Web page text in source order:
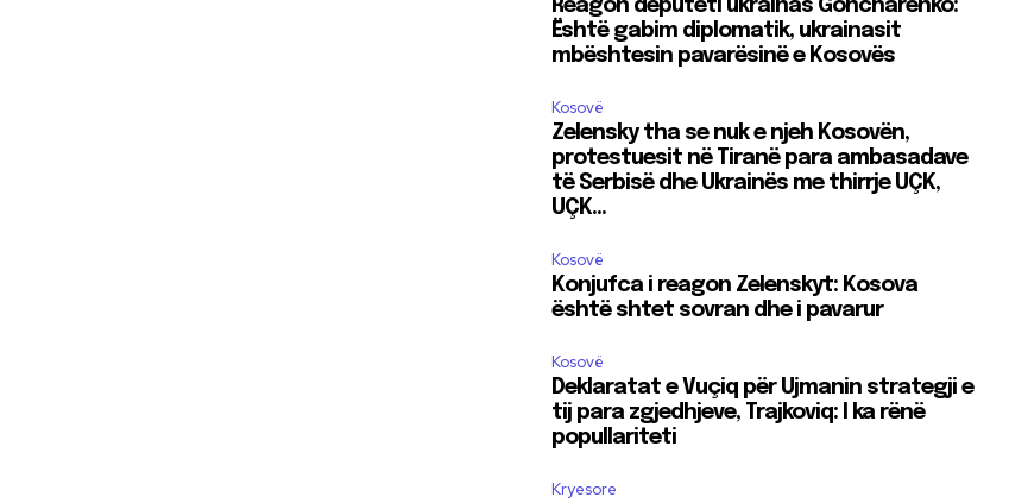
Reagon deputeti ukrainas Goncharenko:
Është gabim diplomatik, ukrainasit
mbështesin pavarësinë e Kosovës
Kosovë
Zelensky tha se nuk e njeh Kosovën,
protestuesit në Tiranë para ambasadave
të Serbisë dhe Ukrainës me thirrje UÇK,
UÇK…
Kosovë
Konjufca i reagon Zelenskyt: Kosova
është shtet sovran dhe i pavarur
Kosovë
Deklaratat e Vuçiq për Ujmanin strategji e
tij para zgjedhjeve, Trajkoviq: I ka rënë
popullariteti
Kryesore